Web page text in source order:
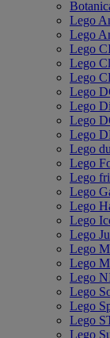
Lego
Lego
Lego
Lego
Lego
Lego
Lego
Lego
Lego
Lego
Lego
Lego
Lego
Lego
Lego
Lego
Lego
Lego
Lego
Lego
Lego
Lego
Lego